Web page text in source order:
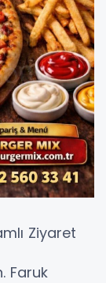
Ziyaret
Faruk